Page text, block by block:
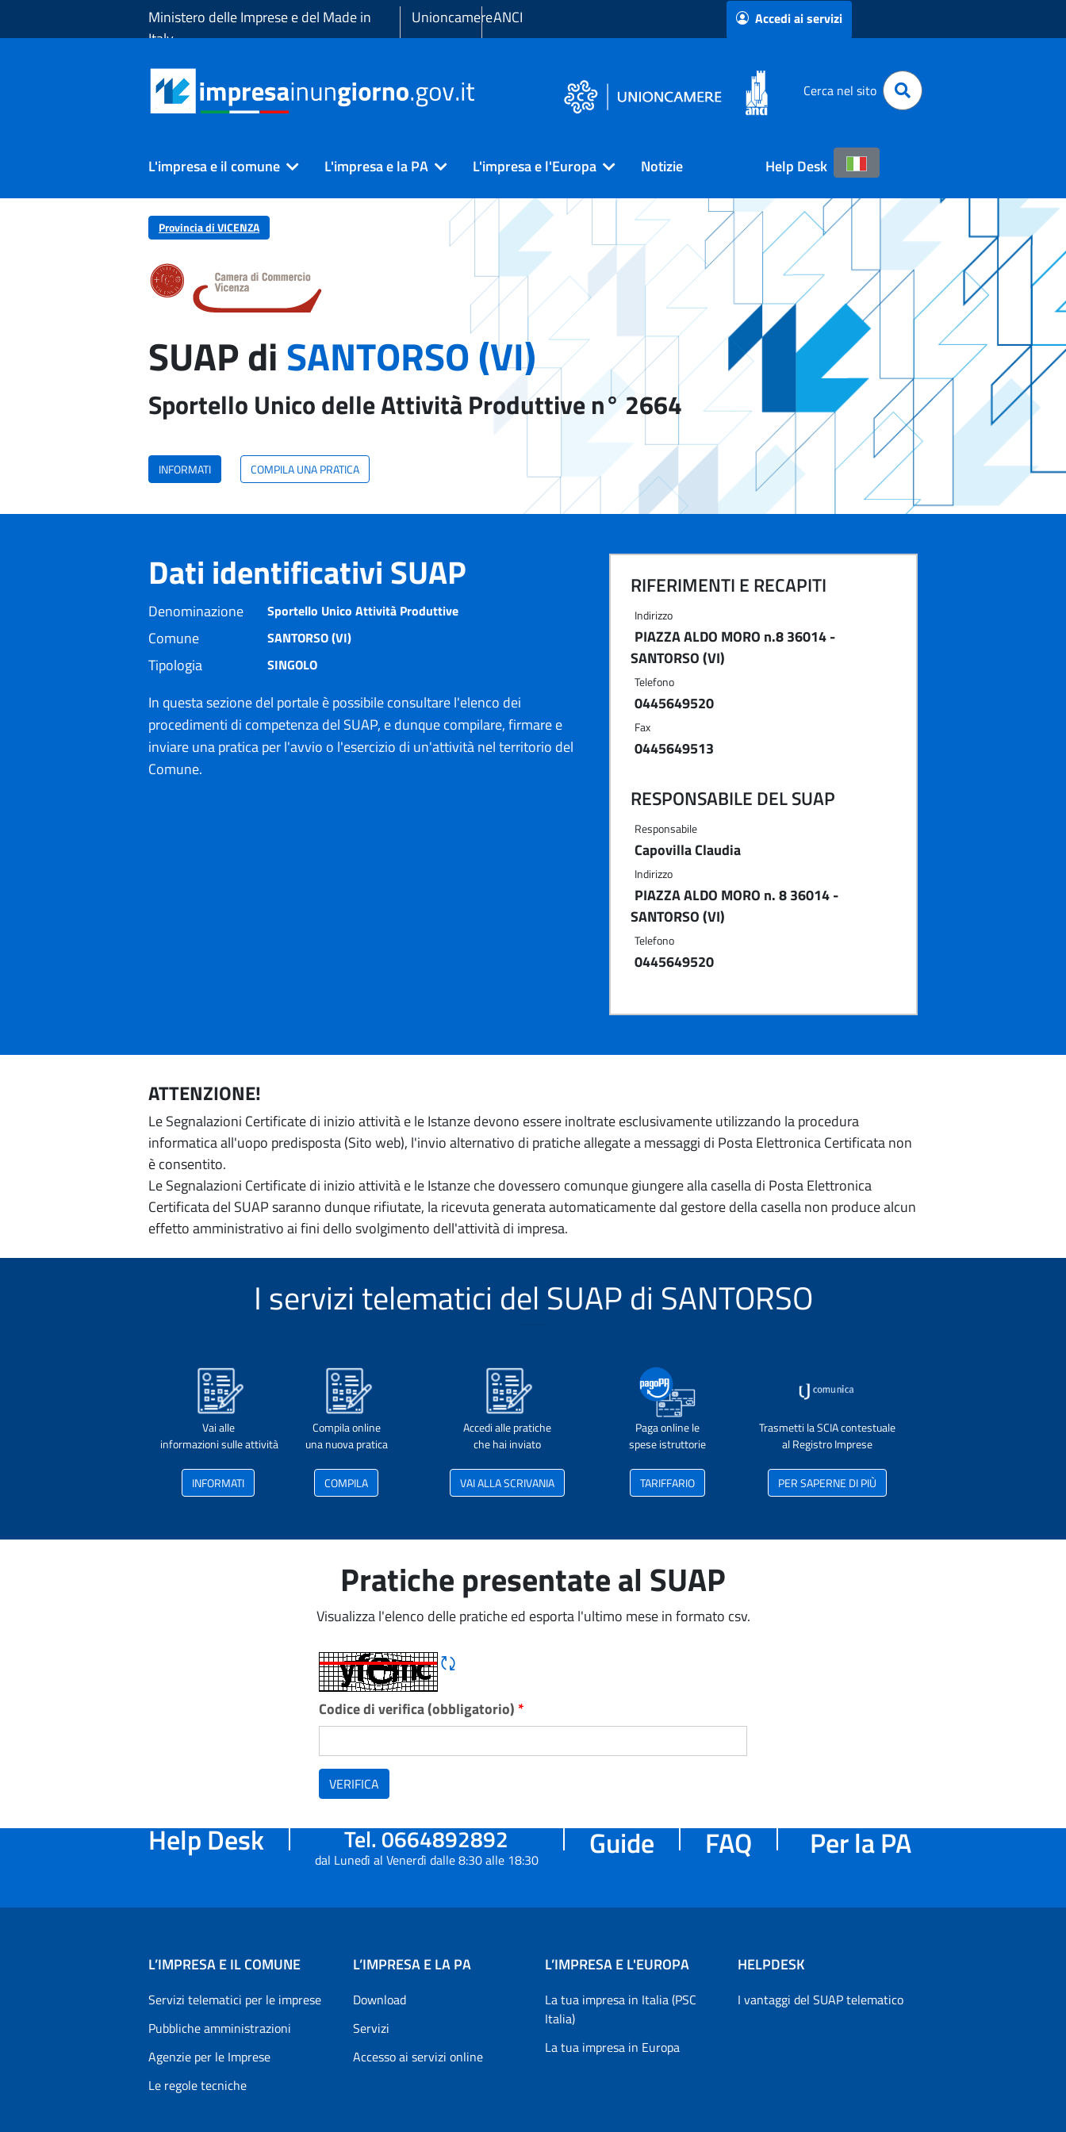
Ministero delle Imprese e del Made in
Italy
UnioncamereANCI Accedi ai servizi
Cerca nel sito
L'impresa e il comune L'impresa e la PA L'impresa e l'Europa Notizie Help Desk
Provincia di VICENZA
SUAP diSANTORSO (VI)
Sportello Unico delle Attività Produttive n° 2664
INFORMATI COMPILA UNA PRATICA
Dati identificativi SUAP
Denominazione Sportello Unico Attività Produttive
Comune SANTORSO (VI)
Tipologia SINGOLO
In questa sezione del portale è possibile consultare l'elenco dei
procedimenti di competenza del SUAP, e dunque compilare, firmare e
inviare una pratica per l'avvio o l'esercizio di un'attività nel territorio del
Comune.
RIFERIMENTI E RECAPITI
Indirizzo
PIAZZA ALDO MORO n.8 36014 -
SANTORSO (VI)
Telefono
0445649520
Fax
0445649513
RESPONSABILE DEL SUAP
Responsabile
Capovilla Claudia
Indirizzo
PIAZZA ALDO MORO n. 8 36014 -
SANTORSO (VI)
Telefono
0445649520
ATTENZIONE!
Le Segnalazioni Certificate di inizio attività e le Istanze devono essere inoltrate esclusivamente utilizzando la procedura
informatica all'uopo predisposta (Sito web), l'invio alternativo di pratiche allegate a messaggi di Posta Elettronica Certificata non
è consentito.
Le Segnalazioni Certificate di inizio attività e le Istanze che dovessero comunque giungere alla casella di Posta Elettronica
Certificata del SUAP saranno dunque rifiutate, la ricevuta generata automaticamente dal gestore della casella non produce alcun
effetto amministrativo ai fini dello svolgimento dell'attività di impresa.
I servizi telematici del SUAP di SANTORSO
Vai alle
informazioni sulle attività
INFORMATI
Compila online
una nuova pratica
COMPILA
Accedi alle pratiche
che hai inviato
VAI ALLA SCRIVANIA
Paga online le
spese istruttorie
TARIFFARIO
Trasmetti la SCIA contestuale
al Registro Imprese
PER SAPERNE DI PIÙ
Pratiche presentate al SUAP
Visualizza l'elenco delle pratiche ed esporta l'ultimo mese in formato csv.
Rigene CAPTCHA
Codice di verifica (obbligatorio) *
VERIFICA
Help Desk Tel. 0664892892
dal Lunedì al Venerdì dalle 8:30 alle 18:30 Guide FAQ Per la PA
L’IMPRESA E IL COMUNE
Servizi telematici per le imprese
Pubbliche amministrazioni
Agenzie per le Imprese
Le regole tecniche
L’IMPRESA E LA PA
Download
Servizi
Accesso ai servizi online
L’IMPRESA E L'EUROPA
La tua impresa in Italia (PSC
Italia)
La tua impresa in Europa
HELPDESK
I vantaggi del SUAP telematico